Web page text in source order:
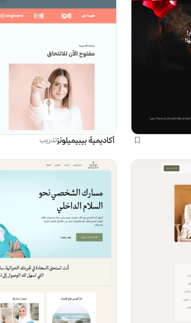
أكاديمية بيبيميلونزتدريب